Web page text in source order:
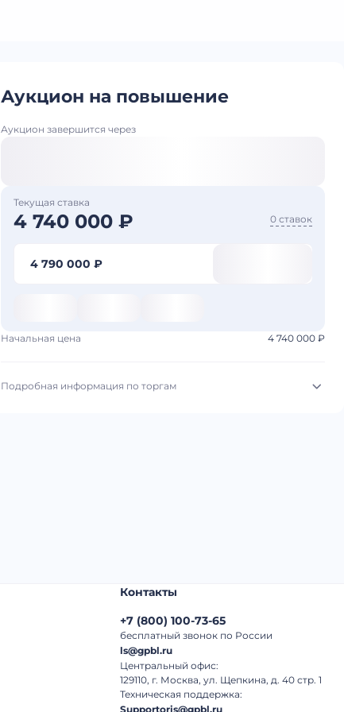
Аукцион на повышение
Аукцион завершится через
Текущая ставка
4 740 000 ₽ 0 ставок
4 790 000 ₽
Начальная цена 4 740 000 ₽
Подробная информация по торгам
-
Башкортостан Республика
Контакты
+7 (800) 100-73-65
бесплатный звонок по России
ls@gpbl.ru
Центральный офис:
129110, г. Москва, ул. Щепкина, д. 40 стр. 1
Техническая поддержка:
Supportoris@gpbl.ru